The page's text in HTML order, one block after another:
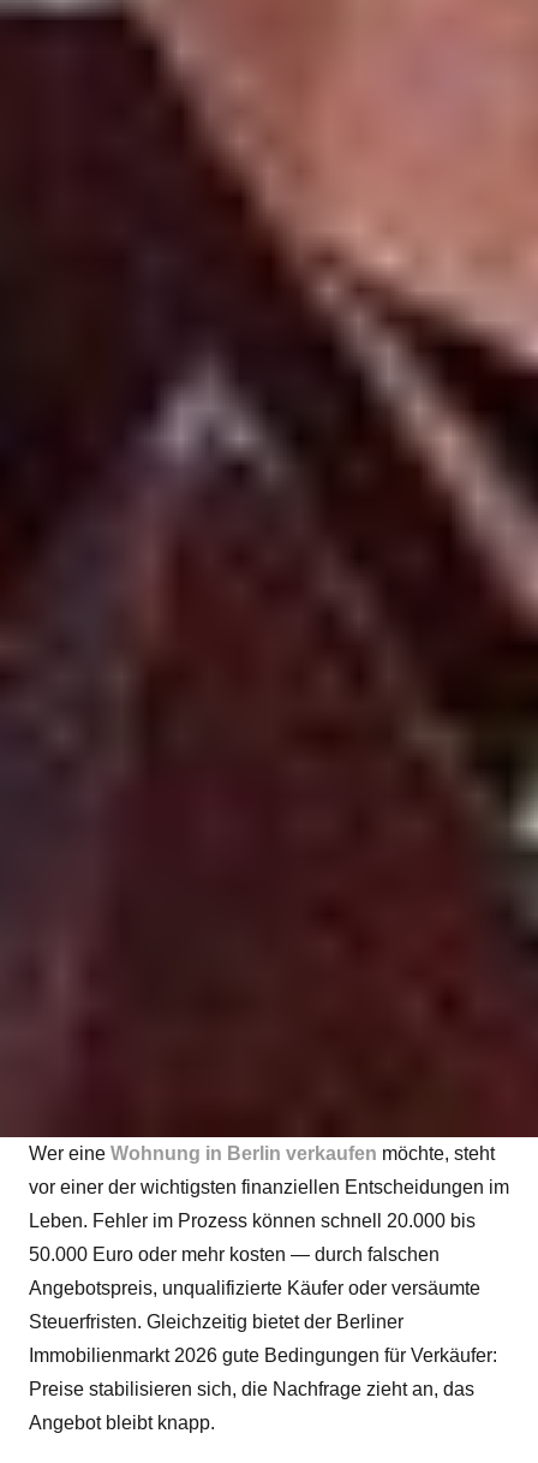
Wer eine Wohnung in Berlin verkaufen möchte, steht
vor einer der wichtigsten finanziellen Entscheidungen im
Leben. Fehler im Prozess können schnell 20.000 bis
50.000 Euro oder mehr kosten — durch falschen
Angebotspreis, unqualifizierte Käufer oder versäumte
Steuerfristen. Gleichzeitig bietet der Berliner
Immobilienmarkt 2026 gute Bedingungen für Verkäufer:
Preise stabilisieren sich, die Nachfrage zieht an, das
Angebot bleibt knapp.